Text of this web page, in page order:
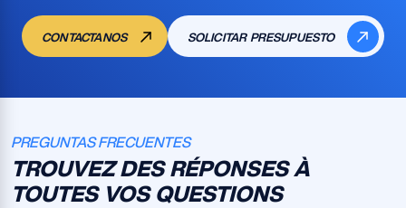
CONTACTANOS SOLICITAR PRESUPUESTO
PREGUNTAS FRECUENTES
TROUVEZ DES RÉPONSES À
TOUTES VOS QUESTIONS